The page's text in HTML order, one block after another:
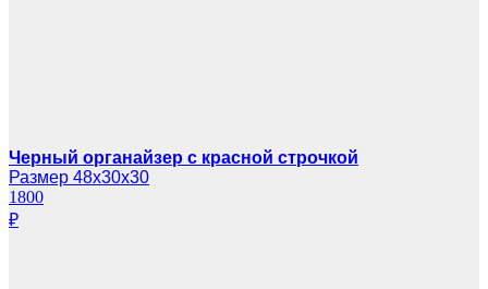
Черный органайзер с красной строчкой
Размер 48х30х30
1800
₽